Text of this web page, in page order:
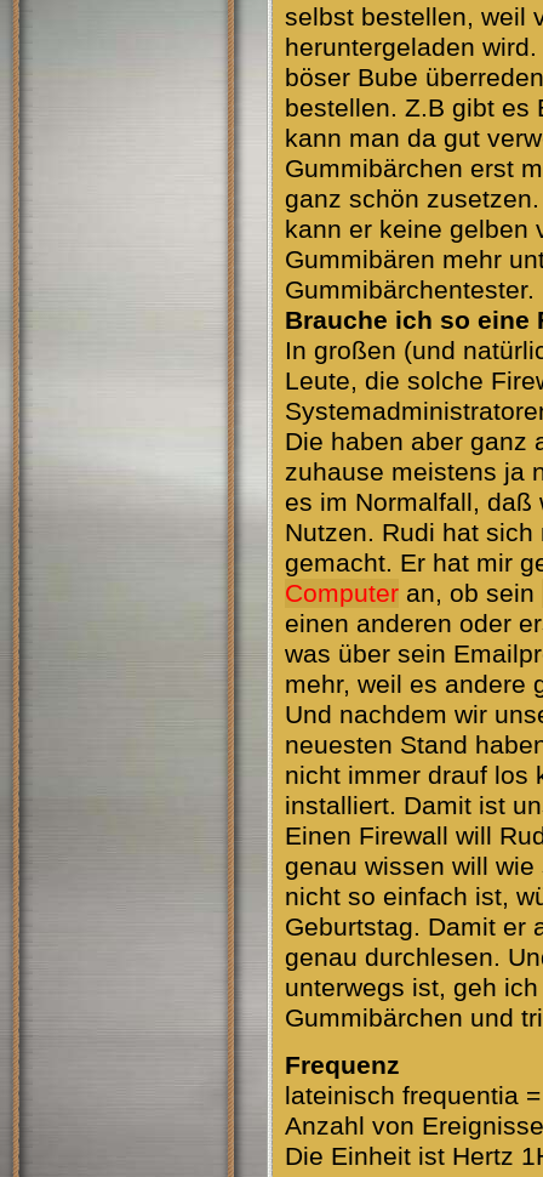
selbst bestellen, weil
heruntergeladen
böser Bube
bestellen. Z.B gibt es
kann man da gut
Gummibärchen erst
ganz schön
kann er keine gelben
Gummibären mehr
Brauche ich so eine
In großen (und
Leute, die solche
Die haben aber ganz
zuhause meistens ja
es im Normalfall, daß
Nutzen. Rudi hat
gemacht. Er hat mir
Computer an, ob sein
einen anderen oder
was über sein
mehr, weil es andere
Und nachdem wir
neuesten Stand
nicht immer drauf los
installiert. Damit ist
Einen Firewall will
genau wissen will
nicht so einfach ist,
Geburtstag. Damit er
genau durchlesen.
unterwegs ist, geh
Gummibärchen und
Frequenz
lateinisch frequentia
Anzahl von
Die Einheit ist Hertz